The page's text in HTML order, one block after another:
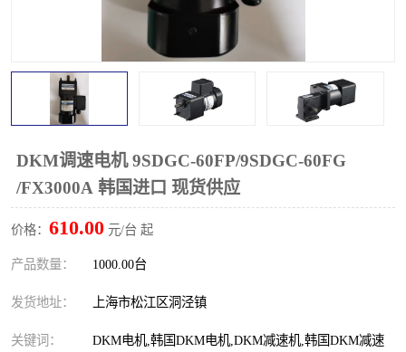
DKM调速电机 9SDGC-60FP/9SDGC-60FG
/FX3000A 韩国进口 现货供应
价格： 610.00 元/台 起
产品数量： 1000.00台
发货地址： 上海市松江区洞泾镇
关键词：
DKM电机,韩国DKM电机,DKM减速机,韩国DKM减速